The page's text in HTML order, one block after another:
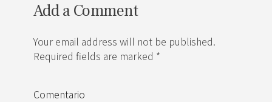
Add a Comment
Your email address will not be published.
Required fields are marked *
Comentario